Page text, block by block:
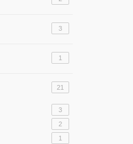
3
1
21
3
2
1